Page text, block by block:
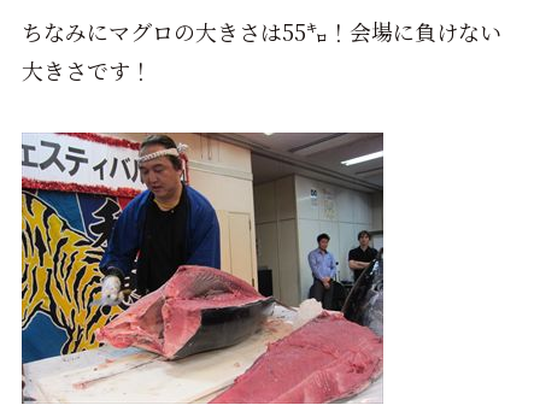
ちなみにマグロの大きさは55㌔！会場に負けない
大きさです！